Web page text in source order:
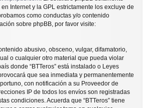
Internet y la GPL estrictamente los excluye de
como conductas y/o contenido
sobre phpBB, por favor visite:
abusivo, obsceno, vulgar, difamatorio,
o cualquier otro material que pueda violar
donde “BTTeros” está instalado o Leyes
que sea inmediata y permanentemente
con notificación a su Proveedor de
IP de todos los envíos son registradas
condiciones. Acuerda que “BTTeros” tiene